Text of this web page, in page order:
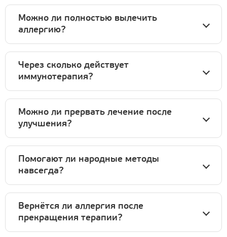
Можно ли полностью вылечить
аллергию?
Через сколько действует
иммунотерапия?
Можно ли прервать лечение после
улучшения?
Помогают ли народные методы
навсегда?
Вернётся ли аллергия после
прекращения терапии?